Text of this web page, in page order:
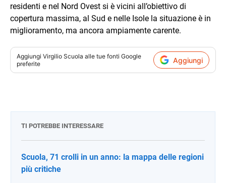
residenti e nel Nord Ovest si è vicini all’obiettivo di
copertura massima, al Sud e nelle Isole la situazione è in
miglioramento, ma ancora ampiamente carente.
Aggiungi Virgilio Scuola alle tue fonti Google
preferite
Aggiungi
TI POTREBBE INTERESSARE
Scuola, 71 crolli in un anno: la mappa delle regioni
più critiche